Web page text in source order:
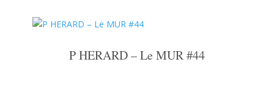
P HERARD – Le MUR #44